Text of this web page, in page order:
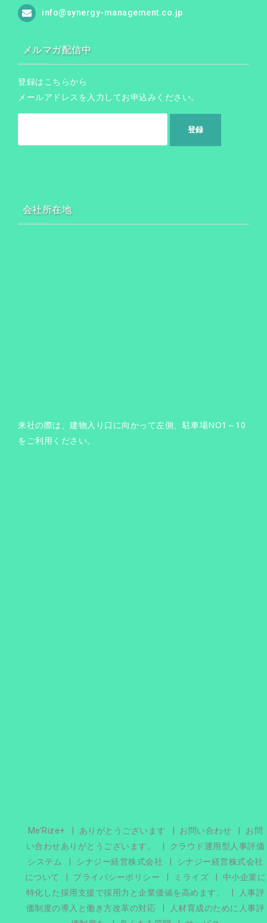
info@synergy-management.co.jp
メルマガ配信中
登録はこちらから
メールアドレスを入力してお申込みください。
会社所在地
来社の際は、建物入り口に向かって左側、駐車場NO1～10
をご利用ください。
Me’Rize+ ありがとうございます お問い合わせ
お問
い合わせありがとうございます。
クラウド運用型人事評価
システム
シナジー経営株式会社
シナジー経営株式会社
について
プライバシーポリシー ミライズ
中小企業に
特化した採用支援で採用力と企業価値を高めます。
人事評
価制度の導入と働き方改革の対応
人材育成のために人事評